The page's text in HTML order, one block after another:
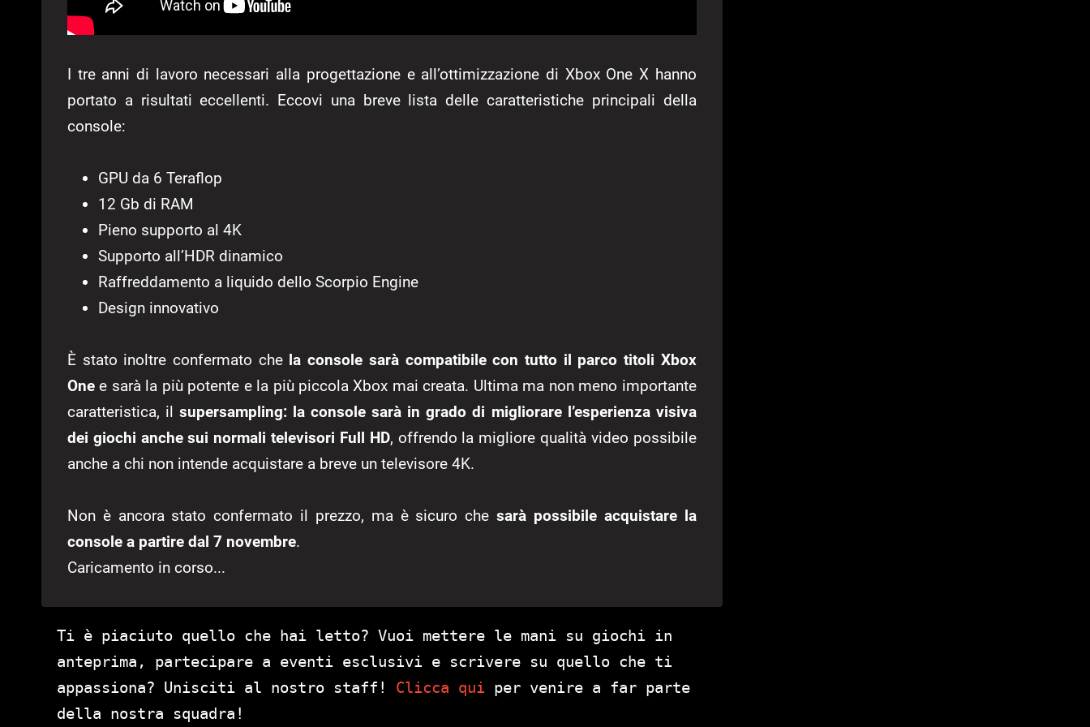
I tre anni di lavoro necessari alla progettazione e all’ottimizzazione di Xbox One X hanno
portato a risultati eccellenti. Eccovi una breve lista delle caratteristiche principali della
console:
GPU da 6 Teraflop
12 Gb di RAM
Pieno supporto al 4K
Supporto all’HDR dinamico
Raffreddamento a liquido dello Scorpio Engine
Design innovativo
È stato inoltre confermato che la console sarà compatibile con tutto il parco titoli Xbox
One e sarà la più potente e la più piccola Xbox mai creata. Ultima ma non meno importante
caratteristica, ilsupersampling: la console sarà in grado di migliorare l’esperienza visiva
dei giochi anche sui normali televisori Full HD, offrendo la migliore qualità video possibile
anche a chi non intende acquistare a breve un televisore 4K.
Non è ancora stato confermato il prezzo, ma è sicuro chesarà possibile acquistare la
console a partire dal 7 novembre.
Caricamento in corso...
Ti è piaciuto quello che hai letto? Vuoi mettere le mani su giochi in
anteprima, partecipare a eventi esclusivi e scrivere su quello che ti
appassiona? Unisciti al nostro staff! Clicca qui per venire a far parte
della nostra squadra!